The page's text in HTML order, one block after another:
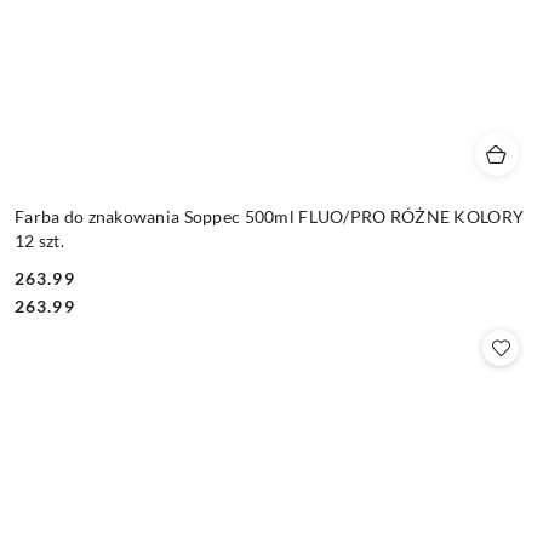
Farba do znakowania Soppec 500ml FLUO/PRO RÓŻNE KOLORY
12 szt.
Cena:
263.99
Cena:
263.99